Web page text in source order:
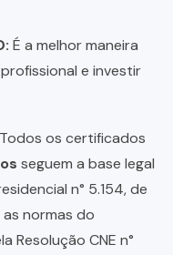
É a melhor maneira
e investir
Todos os certificados
seguem a base legal
n° 5.154, de
as normas do
Resolução CNE n°